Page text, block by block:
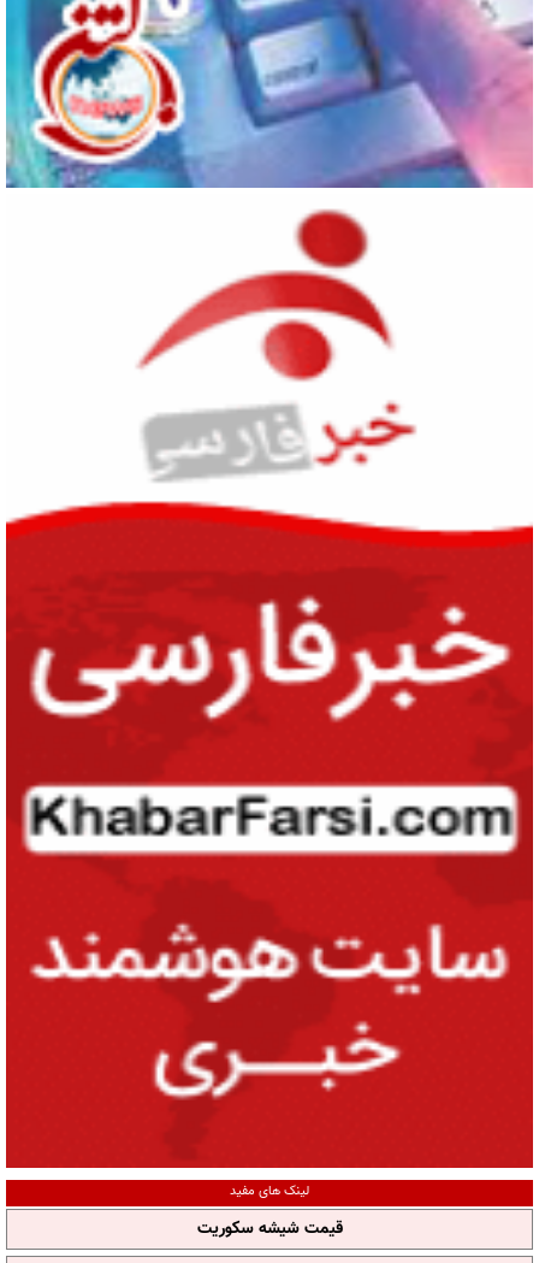
لینک های مفید
قیمت شیشه سکوریت